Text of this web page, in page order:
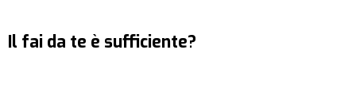
Il fai da te è sufficiente?